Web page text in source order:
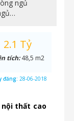
ngủ
nội thất cao
2.1 Tỷ
tích:48,5 m2
đăng: 28-06-2018